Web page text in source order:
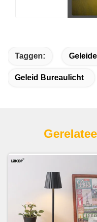
Taggen:
Geleid Bureaulicht